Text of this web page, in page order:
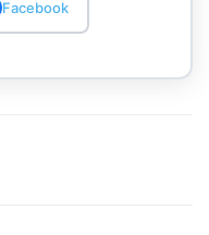
Facebook